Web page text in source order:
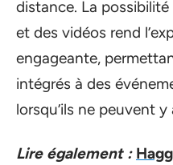
distance. La
et des vidéos rend
engageante,
intégrés à des
lorsqu’ils ne peuvent
Lire également :